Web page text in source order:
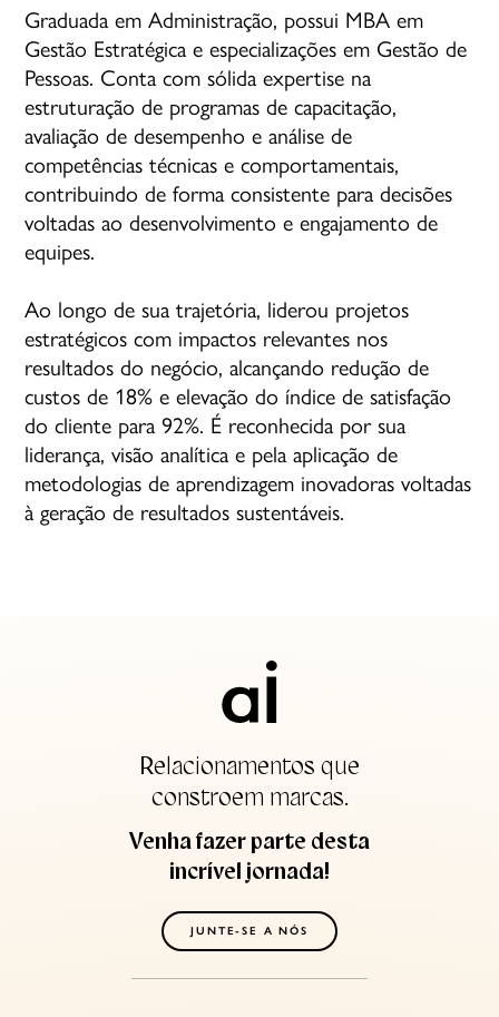
Graduada em Administração, possui MBA em
Gestão Estratégica e especializações em Gestão de
Pessoas. Conta com sólida expertise na
estruturação de programas de capacitação,
avaliação de desempenho e análise de
competências técnicas e comportamentais,
contribuindo de forma consistente para decisões
voltadas ao desenvolvimento e engajamento de
equipes.
Ao longo de sua trajetória, liderou projetos
estratégicos com impactos relevantes nos
resultados do negócio, alcançando redução de
custos de 18% e elevação do índice de satisfação
do cliente para 92%. É reconhecida por sua
liderança, visão analítica e pela aplicação de
metodologias de aprendizagem inovadoras voltadas
à geração de resultados sustentáveis.
Relacionamentos que
constroem marcas.
Venha fazer parte desta
incrível jornada!
JUNTE-SE A NÓS